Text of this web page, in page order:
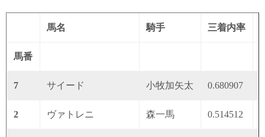
馬名 騎手 三着内率
馬番
7 サイード 小牧加矢太 0.680907
2 ヴァトレニ 森一馬 0.514512